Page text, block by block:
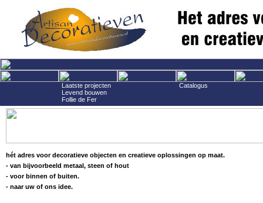
Laatste projecten
Levend bouwen
Follie de Fer
Catalogus
hét adres voor decoratieve objecten en creatieve oplossingen op maat.
- van bijvoorbeeld metaal, steen of hout
- voor binnen of buiten.
- naar uw of ons idee.